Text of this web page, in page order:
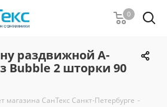
0
раздвижной A-
Bubble 2 шторки 90
магазина СанТекс Санкт-Петербурге -